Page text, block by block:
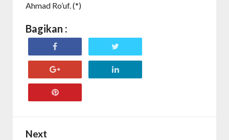
Ahmad Ro’uf. (*)
Bagikan :
Next